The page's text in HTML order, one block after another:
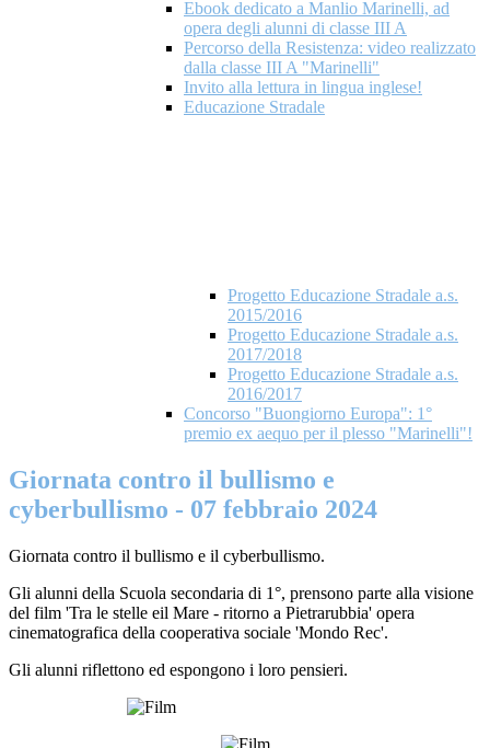
Ebook dedicato a Manlio Marinelli, ad
opera degli alunni di classe III A
Percorso della Resistenza: video realizzato
dalla classe III A "Marinelli"
Invito alla lettura in lingua inglese!
Educazione Stradale
Progetto Educazione Stradale a.s.
2015/2016
Progetto Educazione Stradale a.s.
2017/2018
Progetto Educazione Stradale a.s.
2016/2017
Concorso "Buongiorno Europa": 1°
premio ex aequo per il plesso "Marinelli"!
Giornata contro il bullismo e
cyberbullismo - 07 febbraio 2024
Giornata contro il bullismo e il cyberbullismo.
Gli alunni della Scuola secondaria di 1°, prensono parte alla visione
del film 'Tra le stelle eil Mare - ritorno a Pietrarubbia' opera
cinematografica della cooperativa sociale 'Mondo Rec'.
Gli alunni riflettono ed espongono i loro pensieri.